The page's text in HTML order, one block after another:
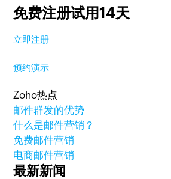
免费注册试用14天
立即注册
预约演示
Zoho热点
邮件群发的优势
什么是邮件营销？
免费邮件营销
电商邮件营销
最新新闻